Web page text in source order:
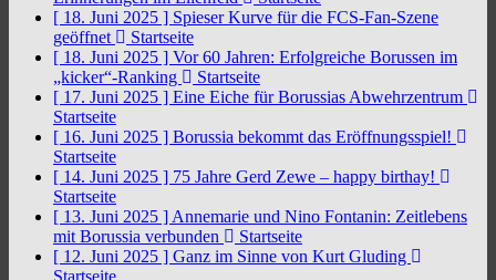
[ 18. Juni 2025 ] Spieser Kurve für die FCS-Fan-Szene
geöffnet
Startseite
[ 18. Juni 2025 ] Vor 60 Jahren: Erfolgreiche Borussen im
„kicker“-Ranking
Startseite
[ 17. Juni 2025 ] Eine Eiche für Borussias Abwehrzentrum
Startseite
[ 16. Juni 2025 ] Borussia bekommt das Eröffnungsspiel!
Startseite
[ 14. Juni 2025 ] 75 Jahre Gerd Zewe – happy birthay!
Startseite
[ 13. Juni 2025 ] Annemarie und Nino Fontanin: Zeitlebens
mit Borussia verbunden
Startseite
[ 12. Juni 2025 ] Ganz im Sinne von Kurt Gluding
Startseite